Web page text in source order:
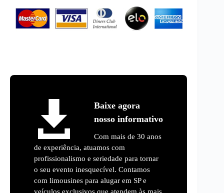
Baixe agora
nosso informativo
Com mais de 30 anos
de experiência, atuamos com
profissionalismo e seriedade para tornar
o seu evento inesquecível. Contamos
com limousines para alugar em SP e
veículos exclusivos que atendem às mais